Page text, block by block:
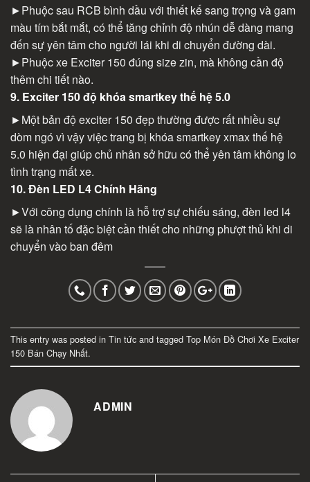
►Phuộc sau RCB bình dầu với thiết kế sang trọng và gam
màu tím bắt mắt, có thể tăng chỉnh độ nhún dễ dàng mang
đến sự yên tâm cho người lái khi di chuyển đường dài.
►Phuộc xe Exciter 150 đúng size zin, mà không cần độ
thêm chi tiết nào.
9. Exciter 150 độ khóa smartkey thế hệ 5.0
►Một bản độ exciter 150 đẹp thường được rất nhiều sự
dòm ngó vì vậy việc trang bị khóa smartkey xmax thế hệ
5.0 hiện đại giúp chủ nhân sở hữu có thể yên tâm không lo
tình trạng mất xe.
10. Đèn LED L4 Chính Hãng
►Với công dụng chính là hỗ trợ sự chiếu sáng, đèn led l4
sẽ là nhân tố đặc biệt cần thiết cho những phượt thủ khi di
chuyển vào ban đêm
This entry was posted in Tin tức and tagged Top Món Đồ Chơi Xe Exciter
150 Bán Chạy Nhất.
ADMIN